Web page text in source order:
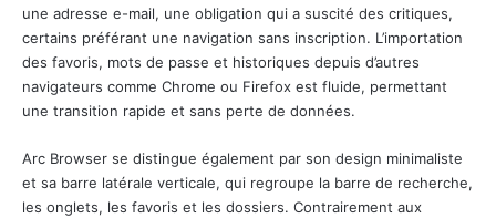
une adresse e-mail, une obligation qui a suscité des critiques,
certains préférant une navigation sans inscription. L’importation
des favoris, mots de passe et historiques depuis d’autres
navigateurs comme Chrome ou Firefox est fluide, permettant
une transition rapide et sans perte de données.
Arc Browser se distingue également par son design minimaliste
et sa barre latérale verticale, qui regroupe la barre de recherche,
les onglets, les favoris et les dossiers. Contrairement aux